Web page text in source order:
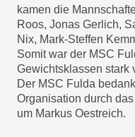
kamen die
Roos, Jonas Gerlich,
Nix, Mark-Steffen
Somit war der MSC
Gewichtsklassen stark
Der MSC Fulda
Organisation durch
um Markus Oestreich.